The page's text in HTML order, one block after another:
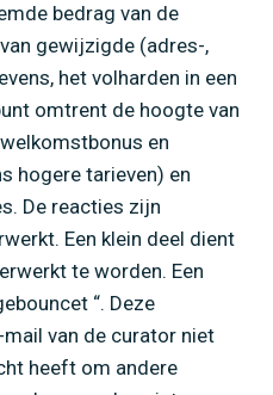
bedrag van de
gewijzigde (adres-,
het volharden in een
omtrent de hoogte van
en
hogere tarieven) en
De reacties zijn
Een klein deel dient
te worden. Een
“. Deze
van de curator niet
heeft om andere